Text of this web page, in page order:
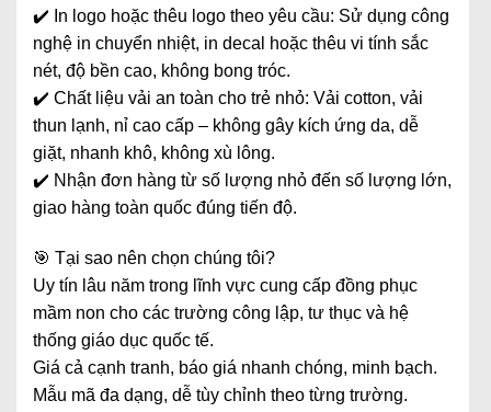
✔️ In logo hoặc thêu logo theo yêu cầu: Sử dụng công
nghệ in chuyển nhiệt, in decal hoặc thêu vi tính sắc
nét, độ bền cao, không bong tróc.
✔️ Chất liệu vải an toàn cho trẻ nhỏ: Vải cotton, vải
thun lạnh, nỉ cao cấp – không gây kích ứng da, dễ
giặt, nhanh khô, không xù lông.
✔️ Nhận đơn hàng từ số lượng nhỏ đến số lượng lớn,
giao hàng toàn quốc đúng tiến độ.
🎯 Tại sao nên chọn chúng tôi?
Uy tín lâu năm trong lĩnh vực cung cấp đồng phục
mầm non cho các trường công lập, tư thục và hệ
thống giáo dục quốc tế.
Giá cả cạnh tranh, báo giá nhanh chóng, minh bạch.
Mẫu mã đa dạng, dễ tùy chỉnh theo từng trường.